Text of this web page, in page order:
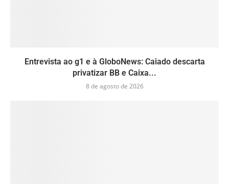
Entrevista ao g1 e à GloboNews: Caiado descarta
privatizar BB e Caixa...
8 de agosto de 2026